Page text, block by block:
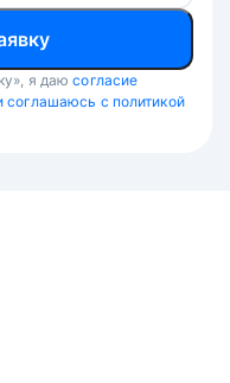
я даю согласие
соглашаюсь с политикой